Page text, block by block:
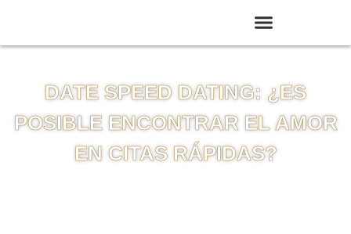
DATE SPEED DATING: ¿ES
POSIBLE ENCONTRAR EL AMOR
EN CITAS RÁPIDAS?